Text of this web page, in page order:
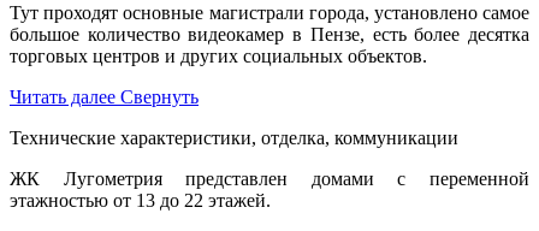
Тут проходят основные магистрали города, установлено самое
большое количество видеокамер в Пензе, есть более десятка
торговых центров и других социальных объектов.
Читать далее Свернуть
Технические характеристики, отделка, коммуникации
ЖК Лугометрия представлен домами с переменной
этажностью от 13 до 22 этажей.